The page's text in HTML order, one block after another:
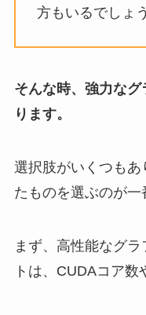
方もいるでしょう
そんな時、強力な
ります。
選択肢がいくつも
たものを選ぶのが一
まず、高性能なグ
トは、CUDAコア数